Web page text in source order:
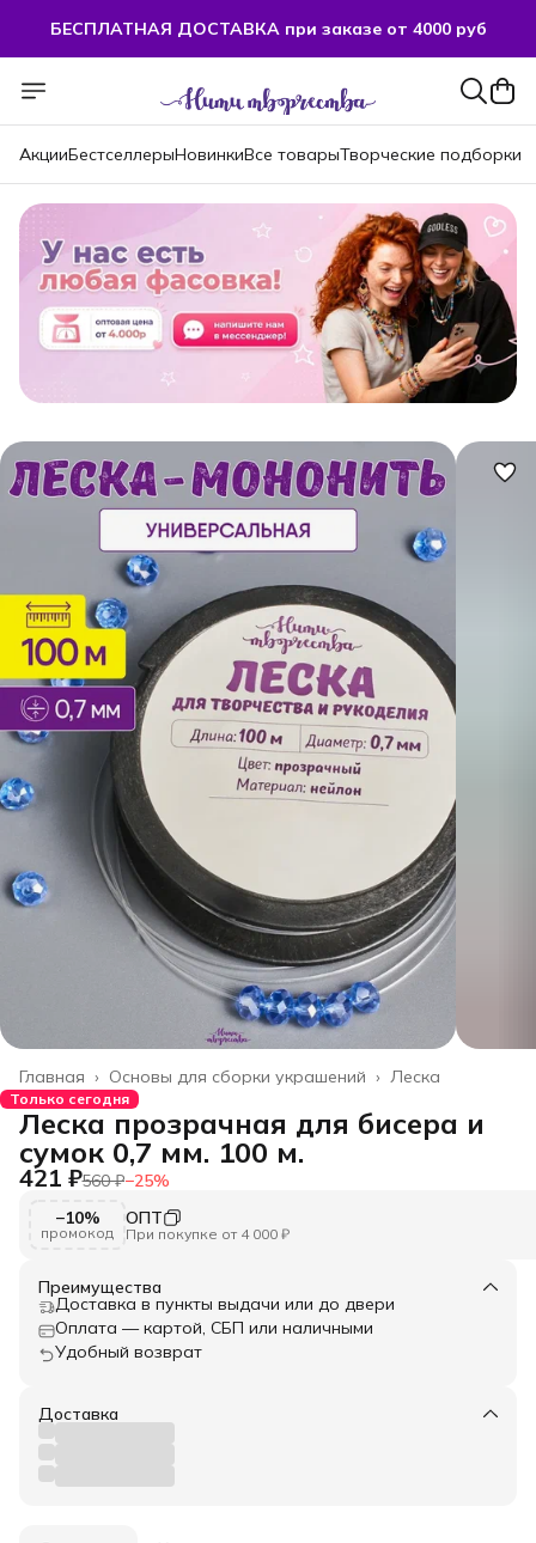
БЕСПЛАТНАЯ ДОСТАВКА при заказе от 4000 руб
БЕСПЛАТНАЯ ДОСТАВКА при заказе от 4000 руб
АкцииБестселлерыНовинкиВсе товарыТворческие подборки
Леска
Основы для сборки украшений ›
Главная ›
Только сегодня
Леска прозрачная для бисера и
сумок 0,7 мм. 100 м.
421 ₽560 ₽−25%
−10%
промокод
ОПТ
При покупке от 4 000 ₽
Преимущества
Доставка в пункты выдачи или до двери
Оплата — картой, СБП или наличными
Удобный возврат
Доставка